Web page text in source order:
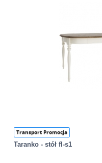
Transport Promocja
Taranko - stół fl-s1